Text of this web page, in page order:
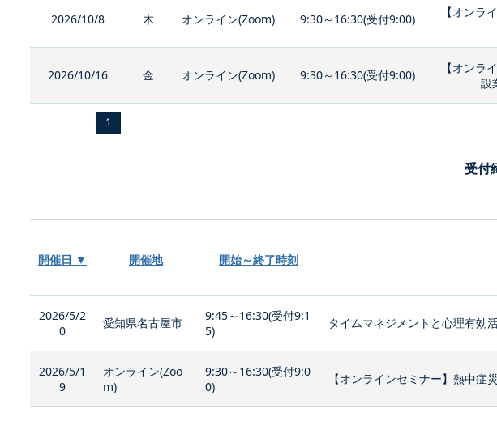
2026/10/8 木 オンライン(Zoom) 9:30～16:30(受付9:00)
【オンラ
2026/10/16 金 オンライン(Zoom) 9:30～16:30(受付9:00)
【オンラ
設
1
受付
開催日 ▼ 開催地 開始～終了時刻
2026/5/2
0
愛知県名古屋市
9:45～16:30(受付9:1
5)
タイムマネジメントと心理有効
2026/5/1
9
オンライン(Zoo
m)
9:30～16:30(受付9:0
0)
【オンラインセミナー】熱中症